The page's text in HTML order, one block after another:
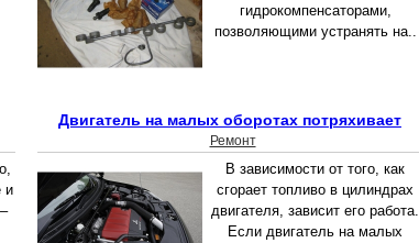
гидрокомпенсаторами,
позволяющими устранять на..
и
Двигатель на малых оборотах потряхивает
Ремонт
В зависимости от того, как
сгорает топливо в цилиндрах
двигателя, зависит его работа.
Если двигатель на малых